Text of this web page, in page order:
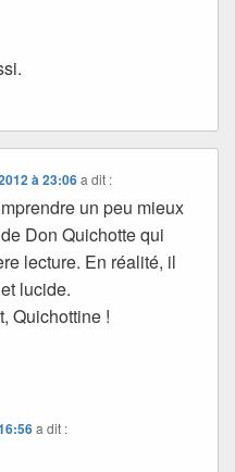
à 23:06 a dit :
un peu mieux
Don Quichotte qui
lecture. En réalité, il
lucide.
Quichottine !
a dit :